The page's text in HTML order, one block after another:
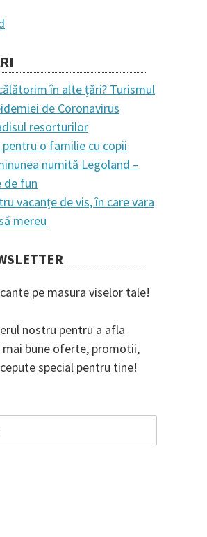
în alte țări? Turismul
de Coronavirus
resorturilor
pentru o familie cu copii
numită Legoland –
de fun
vacanțe de vis, în care vara
mereu
pe masura viselor tale!
nostru pentru a afla
mai bune oferte, promotii,
special pentru tine!